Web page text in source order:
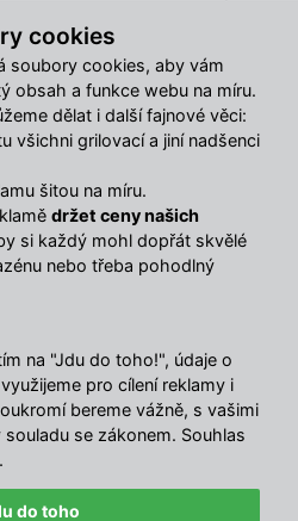
cookies
soubory cookies, aby vám
obsah a funkce webu na míru.
dělat i další fajnové věci:
všichni grilovací a jiní nadšenci
šitou na míru.
držet ceny našich
si každý mohl dopřát skvělé
nebo třeba pohodlný
na "Jdu do toho!", údaje o
pro cílení reklamy i
bereme vážně, s vašimi
se zákonem. Souhlas
do toho
AVENBERG PRAIA –
černé a béžové pro pohodlné
ocelovou konstrukci s
zodolného PE ratanu, který
O komfort se postarají
béžovými potahy a praktický
– díly lze volně přeskládat
nástřikem